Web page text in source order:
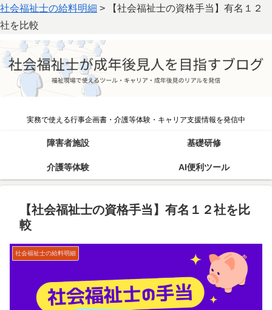
社会福祉士の給料明細 >
【社会福祉士の資格手当】有名１２
社を比較
実務で使える行事企画書・介護等体験・キャリア支援情報を発信中
障害者施設 基礎研修
介護等体験 AI便利ツール
【社会福祉士の資格手当】有名１２社を比
較
社会福祉士の給料明細